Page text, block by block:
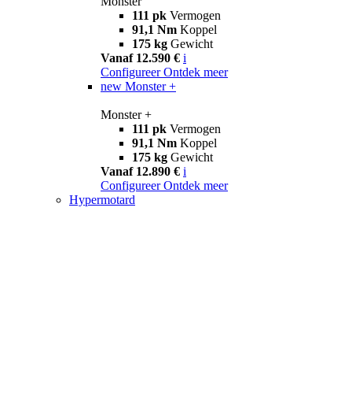
111 pk Vermogen
91,1 Nm Koppel
175 kg Gewicht
Vanaf 12.590 € i
Configureer Ontdek meer
new Monster +
Monster +
111 pk Vermogen
91,1 Nm Koppel
175 kg Gewicht
Vanaf 12.890 € i
Configureer Ontdek meer
Hypermotard